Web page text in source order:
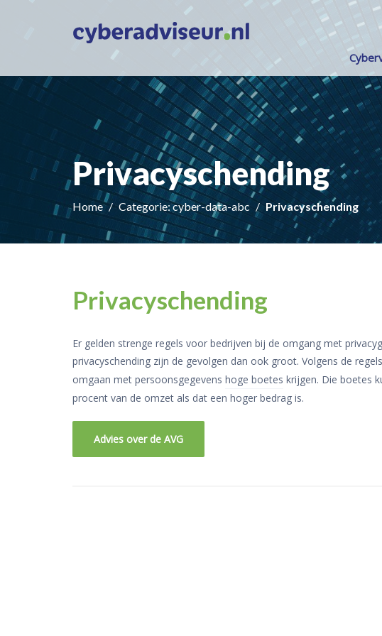
Privacyschending
Home Categorie: cyber-data-abc Privacyschending
Privacyschending
Er gelden strenge regels voor bedrijven bij de omgang met
privacyschending zijn de gevolgen dan ook groot. Volgens de
omgaan met persoonsgegevens hoge boetes krijgen. Die boetes
procent van de omzet als dat een hoger bedrag is.
Advies over de AVG